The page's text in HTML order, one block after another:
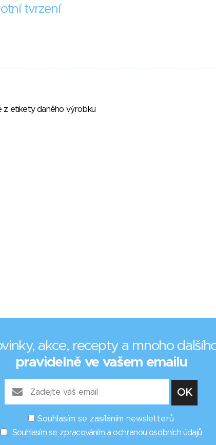
tvrzení
z etikety daného výrobku
akce, recepty a mnoho
pravidelně ve vašem emailu
Souhlasím se zasíláním newsletterů
Souhlasím se zpracováním a ochranou osobních údajů